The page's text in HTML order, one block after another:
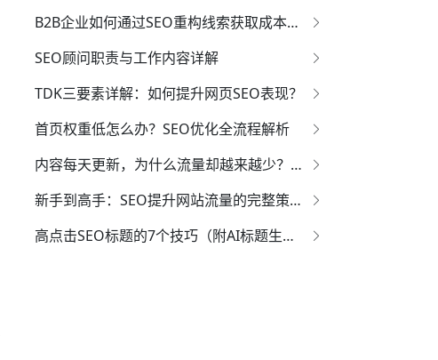
B2B企业如何通过SEO重构线索获取成本结构？
SEO顾问职责与工作内容详解
TDK三要素详解：如何提升网页SEO表现？
首页权重低怎么办？SEO优化全流程解析
内容每天更新，为什么流量却越来越少？SEO真相曝光！
新手到高手：SEO提升网站流量的完整策略手册
高点击SEO标题的7个技巧（附AI标题生成方法）